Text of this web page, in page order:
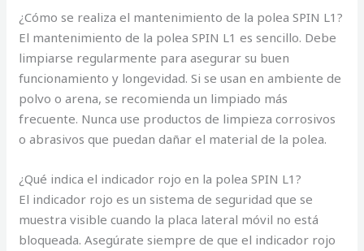
¿Cómo se realiza el mantenimiento de la polea SPIN L1?
El mantenimiento de la polea SPIN L1 es sencillo. Debe
limpiarse regularmente para asegurar su buen
funcionamiento y longevidad. Si se usan en ambiente de
polvo o arena, se recomienda un limpiado más
frecuente. Nunca use productos de limpieza corrosivos
o abrasivos que puedan dañar el material de la polea.
¿Qué indica el indicador rojo en la polea SPIN L1?
El indicador rojo es un sistema de seguridad que se
muestra visible cuando la placa lateral móvil no está
bloqueada. Asegúrate siempre de que el indicador rojo